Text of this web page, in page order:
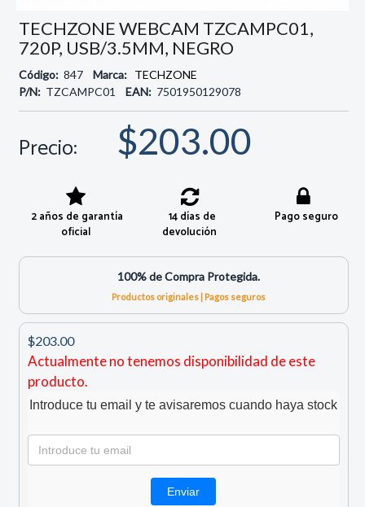
TECHZONE WEBCAM TZCAMPC01,
720P, USB/3.5MM, NEGRO
Código: 847 Marca: TECHZONE
P/N: TZCAMPC01 EAN: 7501950129078
Precio: $203.00
2 años de garantía
oficial
14 días de
devolución
Pago seguro
100% de Compra Protegida.
Productos originales | Pagos seguros
$203.00
Actualmente no tenemos disponibilidad de este
producto.
Introduce tu email y te avisaremos cuando haya stock